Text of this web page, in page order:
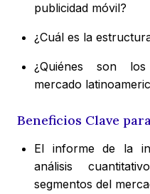
publicidad móvil?
¿Cuál es la
¿Quiénes son
mercado
Beneficios Clave
El informe de la
análisis
segmentos del